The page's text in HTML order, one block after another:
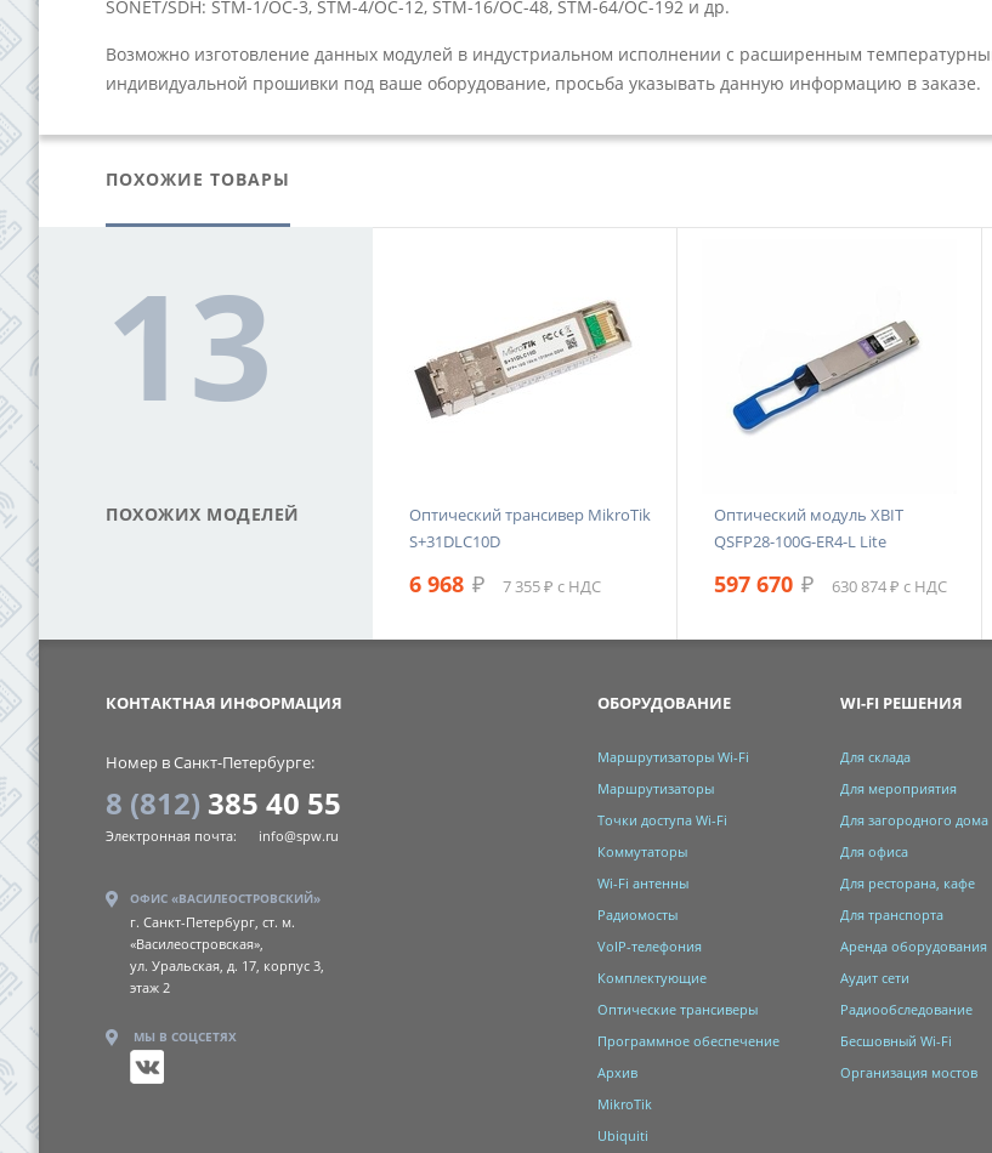
SONET/SDH: STM-1/OC-3, STM-4/OC-12, STM-16/OC-48, STM-64/OC-192 и др.
Возможно изготовление данных модулей в индустриальном исполнении с расширенным
индивидуальной прошивки под ваше оборудование, просьба указывать данную информацию в заказе.
ПОХОЖИЕ ТОВАРЫ
13
ПОХОЖИХ МОДЕЛЕЙ
Оптический модуль XBIT SFP-
Оптический трансивер MikroTik
S+31DLC10D
6 968 ₽ 7 355 ₽ с НДС
Оптический модуль XBIT
QSFP28-100G-ER4-L Lite
597 670 ₽ 630 874 ₽ с НДС
SPW
КОНТАКТНАЯ ИНФОРМАЦИЯ
Номер в Санкт-Петербурге:
8 (812) 385 40 55
Электронная почта: info@spw.ru
ОФИС «ВАСИЛЕОСТРОВСКИЙ»
г. Санкт-Петербург, ст. м.
«Василеостровская»,
ул. Уральская, д. 17, корпус 3,
этаж 2
МЫ В СОЦСЕТЯХ
ОБОРУДОВАНИЕ
Маршрутизаторы Wi-Fi
Маршрутизаторы
Точки доступа Wi-Fi
Коммутаторы
Wi-Fi антенны
Радиомосты
VoIP-телефония
Комплектующие
Оптические трансиверы
Программное обеспечение
Архив
MikroTik
Ubiquiti
WI-FI РЕШЕНИЯ
Для склада
Для мероприятия
Для загородного дома
Для офиса
Для ресторана, кафе
Для транспорта
Аренда оборудования
Аудит сети
Радиообследование
Бесшовный Wi-Fi
Организация мостов